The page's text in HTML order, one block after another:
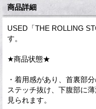
商品詳細
USED「THE ROLLING
す。
★商品状態★
・着用感があり、首裏部
ステッチ抜け、下腹部に
見られます。